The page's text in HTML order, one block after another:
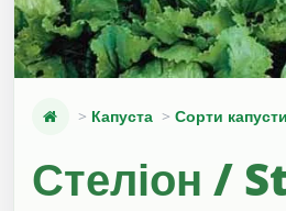
Капуста Сорти капусти
Стеліон /